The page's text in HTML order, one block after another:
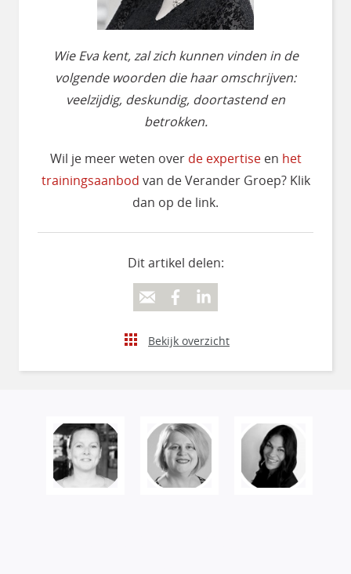
Wie Eva kent, zal zich kunnen vinden in de
volgende woorden die haar omschrijven:
veelzijdig, deskundig, doortastend en
betrokken.
Wil je meer weten over de expertiseen het
trainingsaanbod van de Verander Groep? Klik
dan op de link.
Dit artikel delen:
Bekijk overzicht